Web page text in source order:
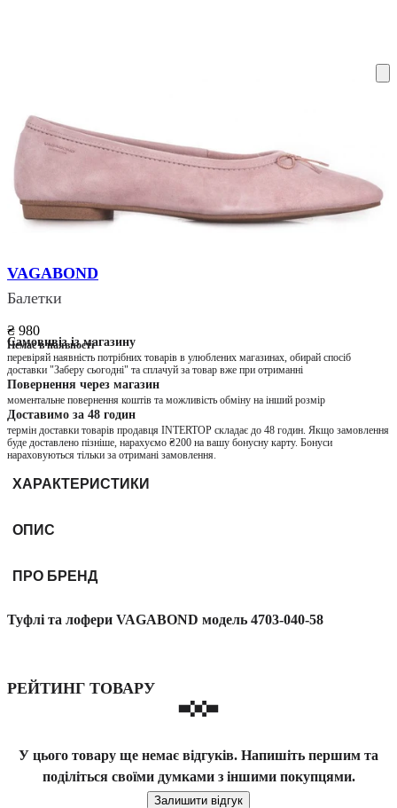
VAGABOND
Балетки
₴ 980
Немає в наявності
Самовивіз із магазину
перевіряй наявність потрібних товарів в улюблених магазинах, обирай спосіб
доставки "Заберу сьогодні" та сплачуй за товар вже при отриманні
Повернення через магазин
моментальне повернення коштів та можливість обміну на інший розмір
Доставимо за 48 годин
термін доставки товарів продавця INTERTOP складає до 48 годин. Якщо замовлення
буде доставлено пізніше, нарахуємо ₴200 на вашу бонусну карту. Бонуси
нараховуються тільки за отримані замовлення.
ХАРАКТЕРИСТИКИ
ОПИС
ПРО БРЕНД
Туфлі та лофери VAGABOND модель 4703-040-58
РЕЙТИНГ ТОВАРУ
У цього товару ще немає відгуків. Напишіть першим та
поділіться своїми думками з іншими покупцями.
Залишити відгук